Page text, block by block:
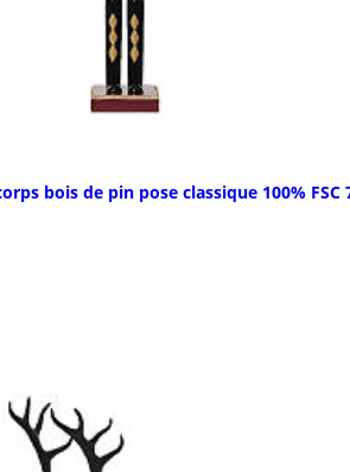
bois de pin pose classique 100% FSC